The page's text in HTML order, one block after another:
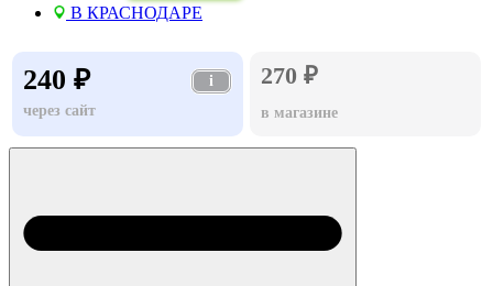
В КРАСНОДАРЕ
240 ₽
i
через сайт
270 ₽
в магазине